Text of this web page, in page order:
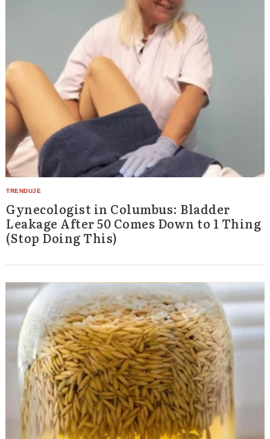
Gynecologist in Columbus: Bladder
Leakage After 50 Comes Down to 1 Thing
(Stop Doing This)